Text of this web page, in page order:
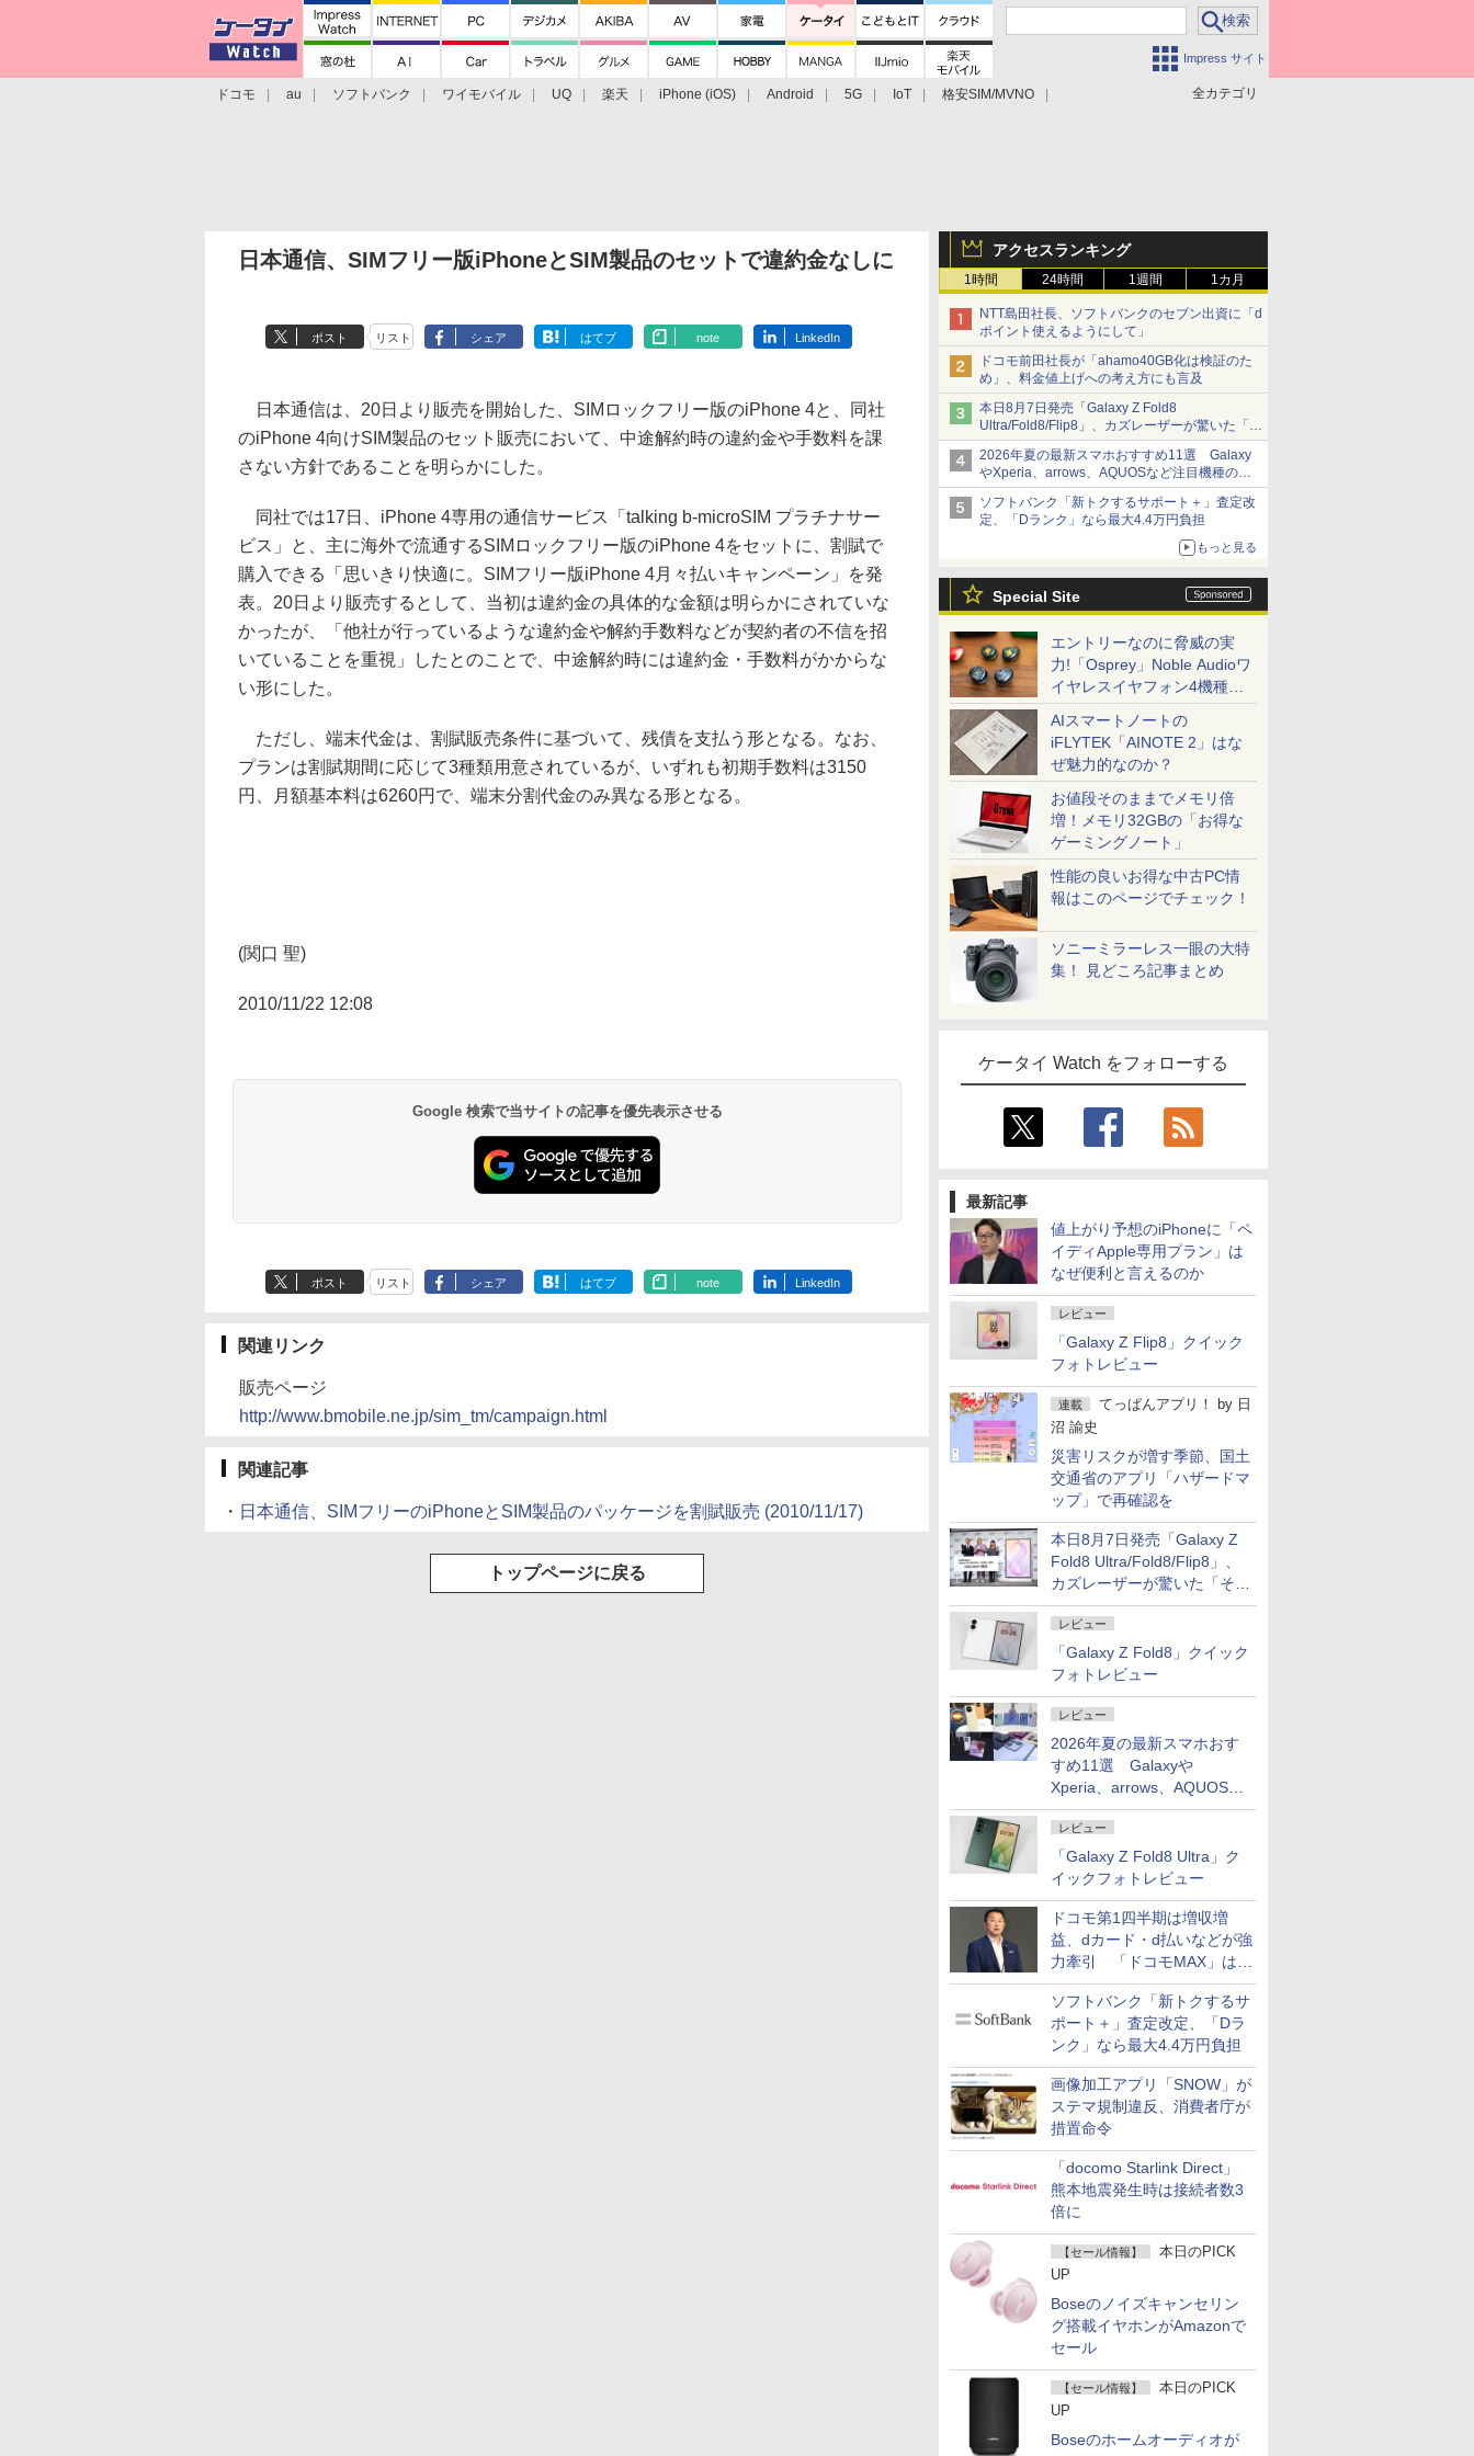
Impress サイト
全カテゴリ
ドコモ au ソフトバンク ワイモバイル UQ 楽天 iPhone (iOS) Android 5G IoT
格安SIM/MVNO
アクセスランキング
1時間 24時間 1週間 1カ月
NTT島田社長、ソフトバンクのセブン出資に「d
ポイント使えるようにして」
ドコモ前田社長が「ahamo40GB化は検証のた
め」、料金値上げへの考え方にも言及
本日8月7日発売「Galaxy Z Fold8
Ultra/Fold8/Flip8」、カズレーザーが驚いた「そ
ば屋のメニュー並みの薄さ」
2026年夏の最新スマホおすすめ11選 Galaxy
やXperia、arrows、AQUOSなど注目機種の特
徴は
ソフトバンク「新トクするサポート＋」査定改
定、「Dランク」なら最大4.4万円負担
もっと見る
Special Site
エントリーなのに脅威の実
力!「Osprey」Noble Audioワ
イヤレスイヤフォン4機種を
一気に聴く
AIスマートノートの
iFLYTEK「AINOTE 2」はな
ぜ魅力的なのか？
お値段そのままでメモリ倍
増！メモリ32GBの「お得な
ゲーミングノート」
性能の良いお得な中古PC情
報はこのページでチェック！
ソニーミラーレス一眼の大特
集！ 見どころ記事まとめ
ケータイ Watch をフォローする
最新記事
値上がり予想のiPhoneに「ペ
イディApple専用プラン」は
なぜ便利と言えるのか
レビュー
「Galaxy Z Flip8」クイック
フォトレビュー
連載 てっぱんアプリ！ by 日
沼 諭史
災害リスクが増す季節、国土
交通省のアプリ「ハザードマ
ップ」で再確認を
本日8月7日発売「Galaxy Z
Fold8 Ultra/Fold8/Flip8」、
カズレーザーが驚いた「そば
屋のメニュー並みの薄さ」
レビュー
「Galaxy Z Fold8」クイック
フォトレビュー
レビュー
2026年夏の最新スマホおす
すめ11選 Galaxyや
Xperia、arrows、AQUOSな
ど注目機種の特徴は
レビュー
「Galaxy Z Fold8 Ultra」ク
イックフォトレビュー
ドコモ第1四半期は増収増
益、dカード・d払いなどが強
力牽引 「ドコモMAX」は
400万契約突破
ソフトバンク「新トクするサ
ポート＋」査定改定、「Dラ
ンク」なら最大4.4万円負担
画像加工アプリ「SNOW」が
ステマ規制違反、消費者庁が
措置命令
「docomo Starlink Direct」
熊本地震発生時は接続者数3
倍に
【セール情報】
本日のPICK
UP
Boseのノイズキャンセリン
グ搭載イヤホンがAmazonで
セール
【セール情報】
本日のPICK
UP
Boseのホームオーディオが
日本通信、SIMフリー版iPhoneとSIM製品のセットで違約金なしに
ポスト リスト シェア はてブ note LinkedIn
日本通信は、20日より販売を開始した、SIMロックフリー版のiPhone 4と、同社
のiPhone 4向けSIM製品のセット販売において、中途解約時の違約金や手数料を課
さない方針であることを明らかにした。
同社では17日、iPhone 4専用の通信サービス「talking b-microSIM プラチナサー
ビス」と、主に海外で流通するSIMロックフリー版のiPhone 4をセットに、割賦で
購入できる「思いきり快適に。SIMフリー版iPhone 4月々払いキャンペーン」を発
表。20日より販売するとして、当初は違約金の具体的な金額は明らかにされていな
かったが、「他社が行っているような違約金や解約手数料などが契約者の不信を招
いていることを重視」したとのことで、中途解約時には違約金・手数料がかからな
い形にした。
ただし、端末代金は、割賦販売条件に基づいて、残債を支払う形となる。なお、
プランは割賦期間に応じて3種類用意されているが、いずれも初期手数料は3150
円、月額基本料は6260円で、端末分割代金のみ異なる形となる。
(関口 聖)
2010/11/22 12:08
Google 検索で当サイトの記事を優先表示させる
ポスト リスト シェア はてブ note LinkedIn
関連リンク
販売ページ
http://www.bmobile.ne.jp/sim_tm/campaign.html
関連記事
・ 日本通信、SIMフリーのiPhoneとSIM製品のパッケージを割賦販売 (2010/11/17)
トップページに戻る